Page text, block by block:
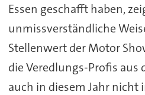
Essen geschafft haben,
unmissverständliche
Stellenwert der Motor
die Veredlungs-Profis aus
auch in diesem Jahr nicht